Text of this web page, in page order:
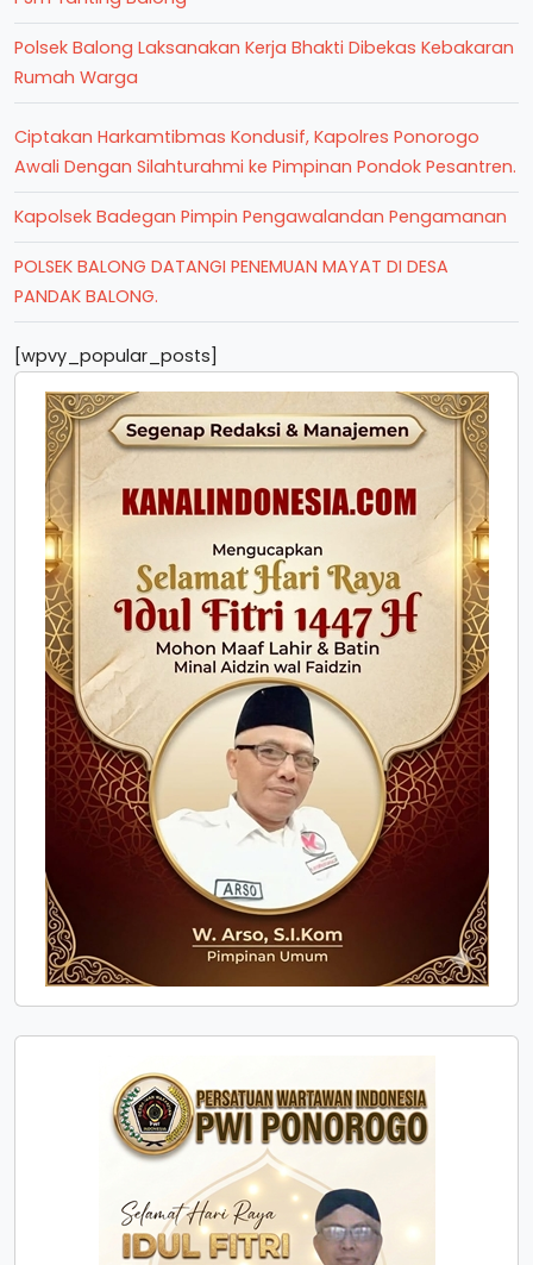
Polsek Balong Laksanakan Kerja Bhakti Dibekas Kebakaran
Rumah Warga
Ciptakan Harkamtibmas Kondusif, Kapolres Ponorogo
Awali Dengan Silahturahmi ke Pimpinan Pondok Pesantren.
Kapolsek Badegan Pimpin Pengawalandan Pengamanan
POLSEK BALONG DATANGI PENEMUAN MAYAT DI DESA
PANDAK BALONG.
[wpvy_popular_posts]